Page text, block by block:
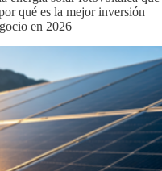
qué es la mejor inversión
en 2026